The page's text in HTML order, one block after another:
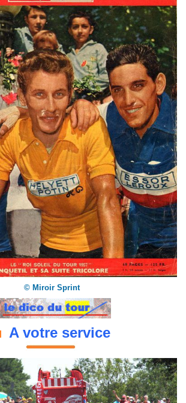
© Miroir Sprint
A votre service